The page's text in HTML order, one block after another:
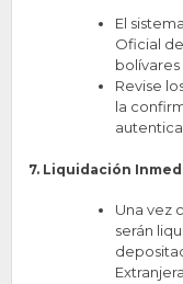
El
Oficial
bolívares
Revise
la
7. Liquidación
Una vez
serán